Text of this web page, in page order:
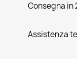
Consegna in
Assistenza